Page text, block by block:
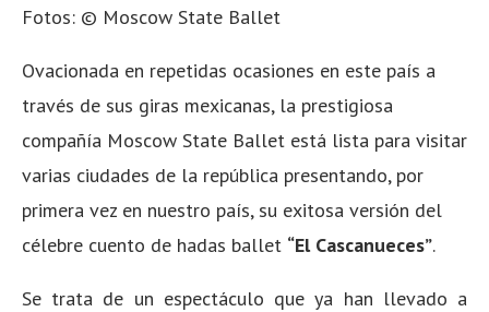
Fotos: © Moscow State Ballet
Ovacionada en repetidas ocasiones en este país a
través de sus giras mexicanas, la prestigiosa
compañía Moscow State Ballet está lista para visitar
varias ciudades de la república presentando, por
primera vez en nuestro país, su exitosa versión del
célebre cuento de hadas ballet “El Cascanueces”.
Se trata de un espectáculo que ya han llevado a